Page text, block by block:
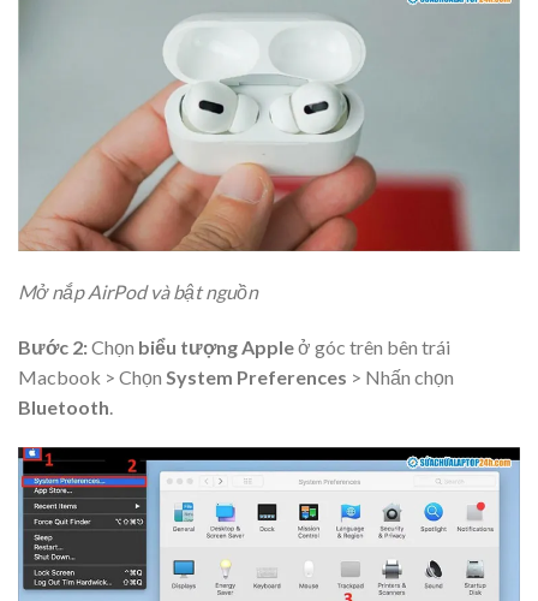
Mở nắp AirPod và bật nguồn
Bước 2:Chọn biểu tượng Appleở góc trên bên trái
Macbook > Chọn System Preferences > Nhấn chọn
Bluetooth.